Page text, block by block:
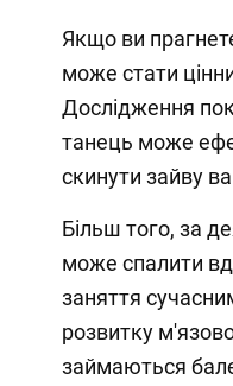
Якщо ви
може стати
Дослідження
танець може
скинути зайву
Більш того, за
може спалити
заняття
розвитку
займаються